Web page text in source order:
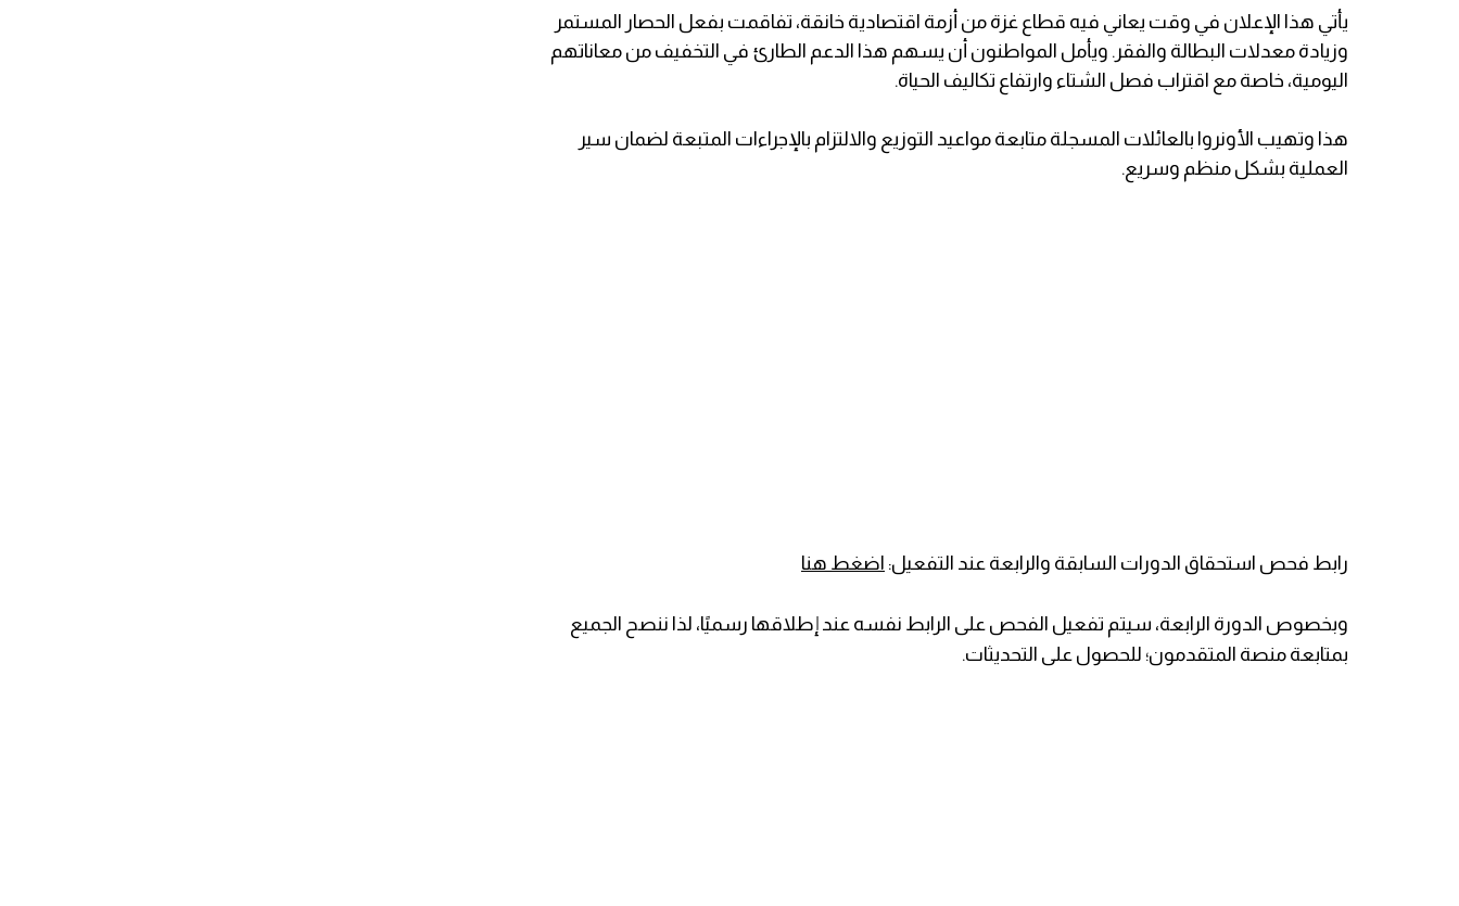
يأتي هذا الإعلان في وقت يعاني فيه قطاع غزة من أزمة اقتصادية خانقة، تفاقمت بفعل الحصار المستمر
وزيادة معدلات البطالة والفقر. ويأمل المواطنون أن يسهم هذا الدعم الطارئ في التخفيف من معاناتهم
اليومية، خاصة مع اقتراب فصل الشتاء وارتفاع تكاليف الحياة.
هذا وتهيب الأونروا بالعائلات المسجلة متابعة مواعيد التوزيع والالتزام بالإجراءات المتبعة لضمان سير
العملية بشكل منظم وسريع.
رابط فحص استحقاق الدورات السابقة والرابعة عند التفعيل: اضغط هنا
وبخصوص الدورة الرابعة، سيتم تفعيل الفحص على الرابط نفسه عند إطلاقها رسميًا، لذا ننصح الجميع
بمتابعة منصة المتقدمون؛ للحصول على التحديثات.